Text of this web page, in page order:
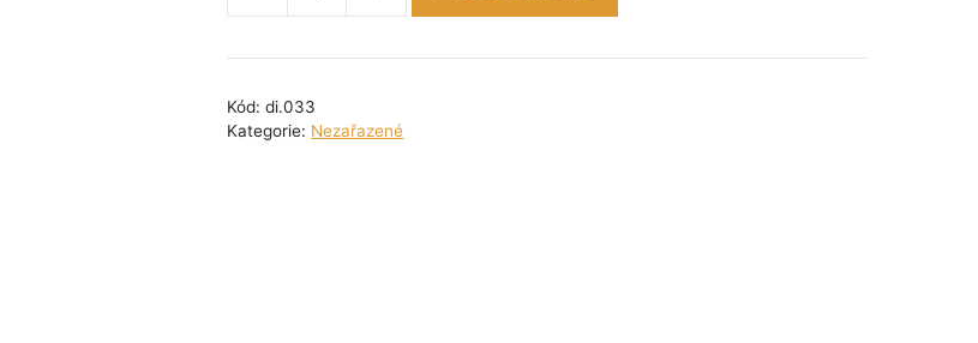
množství
Kód:di.033
Kategorie: Nezařazené